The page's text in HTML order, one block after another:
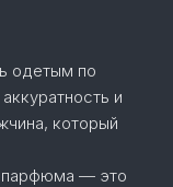
одетым по
и
который
парфюма — это